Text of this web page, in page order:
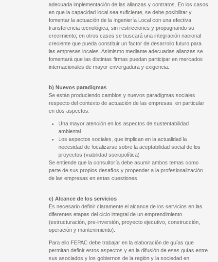
adecuada implementación de las alianzas y contratos. En los casos
en que la capacidad local sea suficiente, se debe posibilitar y
fomentar la actuación de la Ingeniería Local con una efectiva
transferencia tecnológica, sin restricciones y propugnando su
crecimiento; en otros casos se buscará una integración nacional
creciente que pueda constituir un factor de desarrollo futuro para
las empresas locales. Asimismo mediante adecuadas alianzas se
fomentará que las distintas firmas puedan participar en mercados
internacionales de mayor envergadura y exigencia.
b) Nuevos paradigmas
Se están produciendo cambios y nuevos paradigmas sociales
respecto del contexto de actuación de las empresas, en particular
en dos aspectos:
Una mayor atención en los aspectos de sustentabilidad
ambiental
Los aspectos sociales, que implican en la actualidad la
necesidad de focalizarse sobre la aceptabilidad social de los
proyectos (viabilidad sociopolítica)
Se entiende que la consultoría debe asumir ambos temas como
parte de sus propios desafíos y propender a la profesionalización
de las empresas en estas cuestiones.
c) Alcance de los servicios
Es necesario definir claramente el alcance de los servicios en las
diferentes etapas del ciclo integral de un emprendimiento
(estructuración, pre-inversión, proyecto ejecutivo, construcción,
operación y mantenimiento).
Para ello FEPAC debe trabajar en la elaboración de guías que
permitan definir estos aspectos y en la difusión de esas guías entre
sus asociados y los gobiernos de la región y la sociedad en